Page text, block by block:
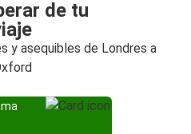
de tu
y asequibles de Londres a